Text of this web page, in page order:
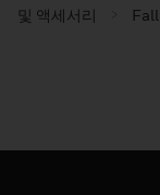
및 액세서리